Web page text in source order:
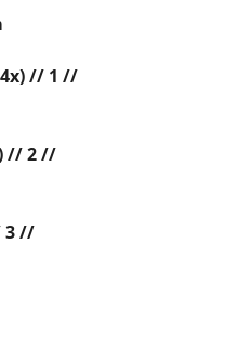
// 1 //
// 2 //
3 //